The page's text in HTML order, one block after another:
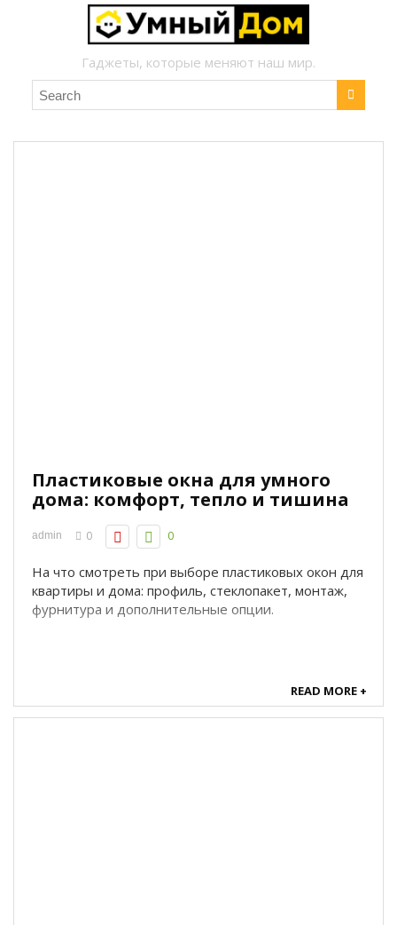
Гаджеты, которые меняют наш мир.
Пластиковые окна для умного
дома: комфорт, тепло и тишина
admin 0 0
На что смотреть при выборе пластиковых окон для
квартиры и дома: профиль, стеклопакет, монтаж,
фурнитура и дополнительные опции.
READ MORE +